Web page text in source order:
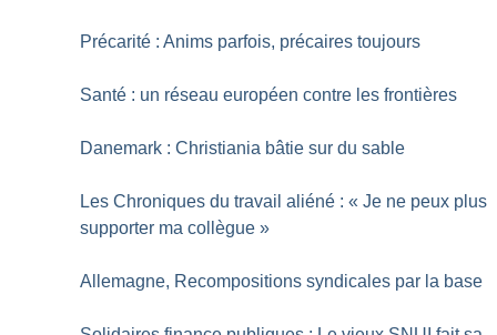
Précarité : Anims parfois, précaires toujours
Santé : un réseau européen contre les frontières
Danemark : Christiania bâtie sur du sable
Les Chroniques du travail aliéné : « Je ne peux plus
supporter ma collègue »
Allemagne, Recompositions syndicales par la base